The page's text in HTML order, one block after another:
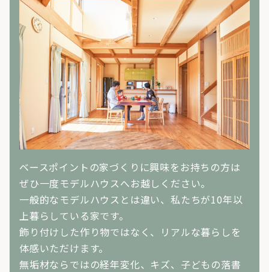
ベースポイントの家づくりに興味をお持ちの方は
ぜひ一度モデルハウスへお越しください。
一般的なモデルハウスとは違い、私たちが10年以
上暮らしている家です。
飾り付けした作り物ではなく、リアルな暮らしを
体感いただけます。
無垢材ならではの経年変化、キズ、子どもの落書